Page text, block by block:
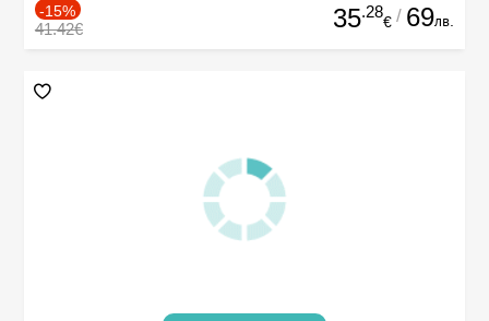
-15%
41.42€ 35.28
€ / 69лв.